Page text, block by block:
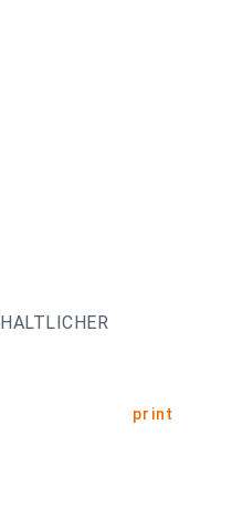
print